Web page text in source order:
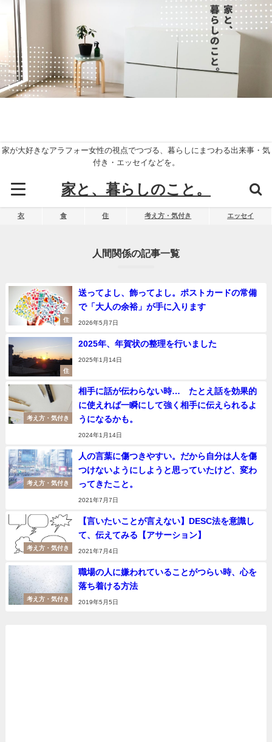
家が大好きなアラフォー女性の視点でつづる、暮らしにまつわる出来事・気
付き・エッセイなどを。
家と、暮らしのこと。
衣 食 住 考え方・気付き エッセイ
人間関係の記事一覧
住
送ってよし、飾ってよし。ポストカードの常備
で「大人の余裕」が手に入ります
2026年5月7日
住
2025年、年賀状の整理を行いました
2025年1月14日
考え方・気付き
相手に話が伝わらない時… たとえ話を効果的
に使えれば一瞬にして強く相手に伝えられるよ
うになるかも。
2024年1月14日
考え方・気付き
人の言葉に傷つきやすい。だから自分は人を傷
つけないようにしようと思っていたけど、変わ
ってきたこと。
2021年7月7日
考え方・気付き
【言いたいことが言えない】DESC法を意識し
て、伝えてみる【アサーション】
2021年7月4日
考え方・気付き
職場の人に嫌われていることがつらい時、心を
落ち着ける方法
2019年5月5日